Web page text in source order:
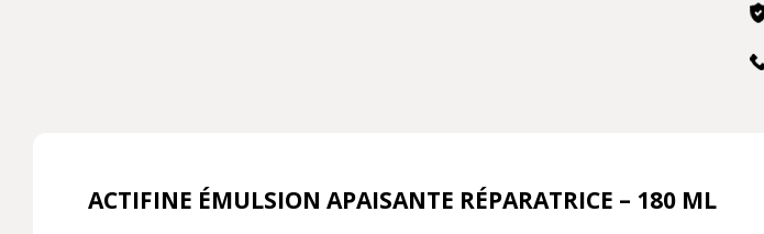
ACTIFINE ÉMULSION APAISANTE RÉPARATRICE – 180 ML